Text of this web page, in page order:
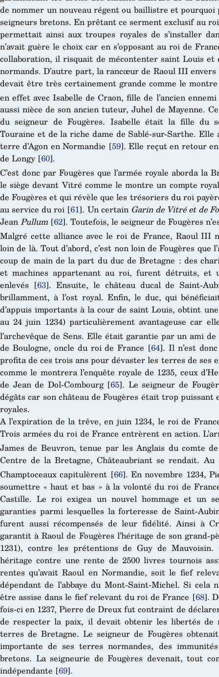
de nommer un nouveau régent ou baillistre et
seigneurs bretons. En prêtant ce serment exclusif au
permettait ainsi aux troupes royales de s’installer
n’avait guère le choix car en s’opposant au roi de
collaboration, il risquait de mécontenter saint Louis et
normands. D’autre part, la rancœur de Raoul III
devait être très certainement grande comme le
en effet avec Isabelle de Craon, fille de l’ancien
aussi nièce de son ancien tuteur, Juhel de Mayenne.
du seigneur de Fougères. Isabelle était la fille du
Touraine et de la riche dame de Sablé-sur-Sarthe.
terre d’Agon en Normandie [59]. Elle reçut en retour
de Longy [60].
C’est donc par Fougères que l’armée royale aborda la
le siège devant Vitré comme le montre un compte
de Fougères et qui révèle que les trésoriers du roi
au service du roi [61]. Un certain Garin de Vitré et de
Jean Pullum [62]. Toutefois, le seigneur de Fougères
Malgré cette alliance avec le roi de France, Raoul III
loin de là. Tout d’abord, c’est non loin de Fougères que
coup de main de la part du duc de Bretagne : des
et machines appartenant au roi, furent détruits, et
enlevés [63]. Ensuite, le château ducal de Saint-
brillamment, à l’ost royal. Enfin, le duc, qui
d’appuis importants à la cour de saint Louis, obtint
au 24 juin 1234) particulièrement avantageuse car
l’archevêque de Sens. Elle était garantie par un ami
de Boulogne, oncle du roi de France [64]. Il n’est
profita de ces trois ans pour dévaster les terres de ses
comme le montrera l’enquête royale de 1235, ceux
de Jean de Dol-Combourg[65]. Le seigneur de
dégâts car son château de Fougères était trop
royales.
A l’expiration de la trêve, en juin 1234, le roi de
Trois armées du roi de France entrèrent en action.
James de Beuvron, tenue par les Anglais du comte
Centre de la Bretagne, Châteaubriant se rendait.
Champtoceaux capitulèrent [66]. En novembre 1234,
soumettre « haut et bas » à la volonté du roi de
Castille. Le roi exigea un nouvel hommage et un
garanties parmi lesquelles la forteresse de Saint-
furent aussi récompensés de leur fidélité. Ainsi à
garantit à Raoul de Fougères l’héritage de son grand-
1231), contre les prétentions de Guy de
héritage contre une rente de 2500 livres tournois
rentes qu’avait Raoul en Normandie, soit le fief
dépendant de l’abbaye du Mont-Saint-Michel. Si cela
être assise dans le fief relevant du roi de France [68].
fois-ci en 1237, Pierre de Dreux fut contraint de
de respecter la paix, il devait obtenir les libertés de
terres de Bretagne. Le seigneur de Fougères
importante de ses terres normandes, des
bretons. La seigneurie de Fougères devenait, tout
indépendante [69].